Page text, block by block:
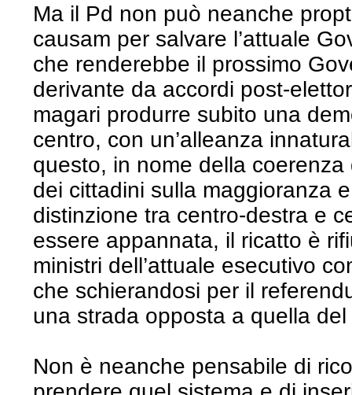
Ma il Pd non può neanche
causam per salvare l’attuale
che renderebbe il prossimo
derivante da accordi post-
magari produrre subito una
centro, con un’alleanza
questo, in nome della
dei cittadini sulla maggioranza
distinzione tra centro-destra e
essere appannata, il ricatto è
ministri dell’attuale esecutivo
che schierandosi per il
una strada opposta a quella
Non è neanche pensabile di